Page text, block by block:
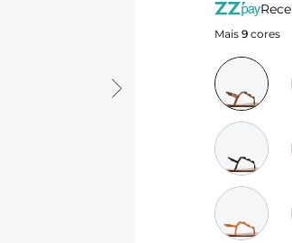
Mais 9 cores